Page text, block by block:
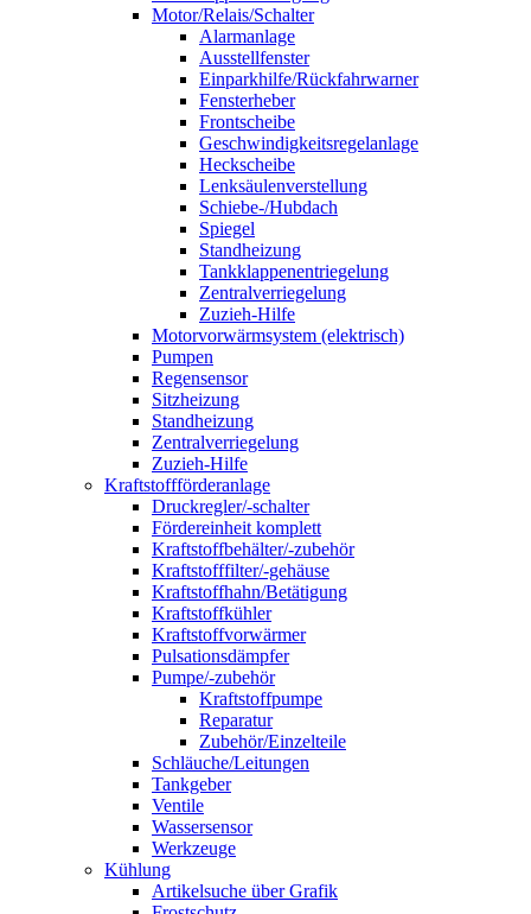
Motor/Relais/Schalter
Alarmanlage
Ausstellfenster
Einparkhilfe/Rückfahrwarner
Fensterheber
Frontscheibe
Geschwindigkeitsregelanlage
Heckscheibe
Lenksäulenverstellung
Schiebe-/Hubdach
Spiegel
Standheizung
Tankklappenentriegelung
Zentralverriegelung
Zuzieh-Hilfe
Motorvorwärmsystem (elektrisch)
Pumpen
Regensensor
Sitzheizung
Standheizung
Zentralverriegelung
Zuzieh-Hilfe
Kraftstoffförderanlage
Druckregler/-schalter
Fördereinheit komplett
Kraftstoffbehälter/-zubehör
Kraftstofffilter/-gehäuse
Kraftstoffhahn/Betätigung
Kraftstoffkühler
Kraftstoffvorwärmer
Pulsationsdämpfer
Pumpe/-zubehör
Kraftstoffpumpe
Reparatur
Zubehör/Einzelteile
Schläuche/Leitungen
Tankgeber
Ventile
Wassersensor
Werkzeuge
Kühlung
Artikelsuche über Grafik